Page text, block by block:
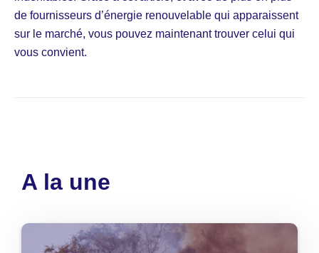
de fournisseurs d’énergie renouvelable qui apparaissent
sur le marché, vous pouvez maintenant trouver celui qui
vous convient.
A la une